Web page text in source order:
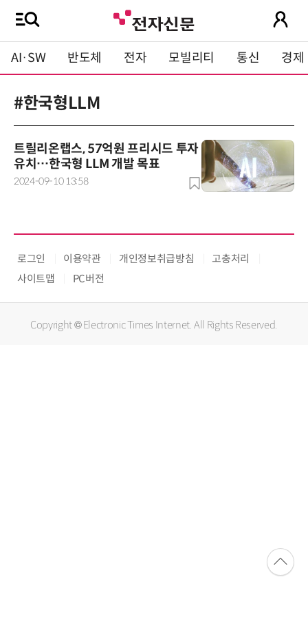
AI·SW 반도체 전자 모빌리티 통신 경제
#한국형LLM
트릴리온랩스, 57억원 프리시드 투자
유치…한국형 LLM 개발 목표
2024-09-10 13:58
로그인 이용약관 개인정보취급방침
고충처리
사이트맵
PC버전
Copyright © Electronic Times Internet. All Rights Reserved.